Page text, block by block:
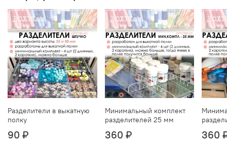
Разделители в выкатную
полку
90 ₽
Минимальный комплект
разделителей 25 мм
360 ₽ 360